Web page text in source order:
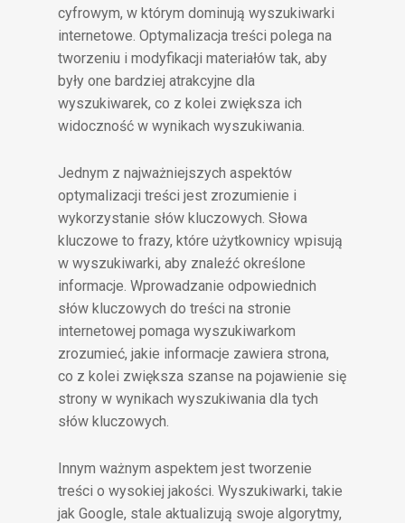
cyfrowym, w którym dominują wyszukiwarki
internetowe. Optymalizacja treści polega na
tworzeniu i modyfikacji materiałów tak, aby
były one bardziej atrakcyjne dla
wyszukiwarek, co z kolei zwiększa ich
widoczność w wynikach wyszukiwania.
Jednym z najważniejszych aspektów
optymalizacji treści jest zrozumienie i
wykorzystanie słów kluczowych. Słowa
kluczowe to frazy, które użytkownicy wpisują
w wyszukiwarki, aby znaleźć określone
informacje. Wprowadzanie odpowiednich
słów kluczowych do treści na stronie
internetowej pomaga wyszukiwarkom
zrozumieć, jakie informacje zawiera strona,
co z kolei zwiększa szanse na pojawienie się
strony w wynikach wyszukiwania dla tych
słów kluczowych.
Innym ważnym aspektem jest tworzenie
treści o wysokiej jakości. Wyszukiwarki, takie
jak Google, stale aktualizują swoje algorytmy,